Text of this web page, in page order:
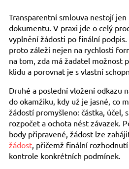
Transparentní smlouva nestojí jen
dokumentu. V praxi jde o celý
vyplnění žádosti po finální podpis.
proto záleží nejen na rychlosti
na tom, zda má žadatel možnost
klidu a porovnat je s vlastní
Druhé a poslední vložení odkazu
do okamžiku, kdy už je jasné, co
žádostí promyšleno: částka, účel,
rozpočet a ochota nést závazek.
body připravené, žádost lze
žádost, přičemž finální
kontrole konkrétních podmínek.